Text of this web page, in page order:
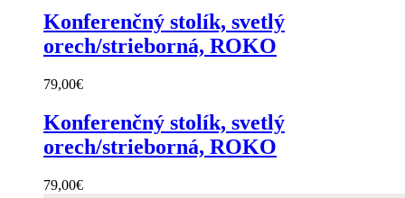
Konferenčný stolík, svetlý
orech/strieborná, ROKO
79,00€
Konferenčný stolík, svetlý
orech/strieborná, ROKO
79,00€